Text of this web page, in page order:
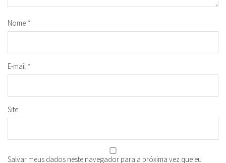
Nome *
E-mail *
Site
Salvar meus dados neste navegador para a próxima vez que eu